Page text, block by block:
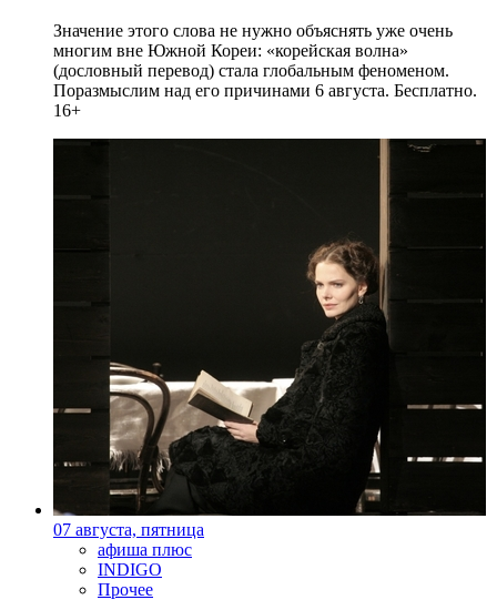
Значение этого слова не нужно объяснять уже очень
многим вне Южной Кореи: «корейская волна»
(дословный перевод) стала глобальным феноменом.
Поразмыслим над его причинами 6 августа. Бесплатно.
16+
07 августа, пятница
афиша плюс
INDIGO
Прочее